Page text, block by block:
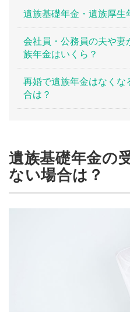
遺族基礎年金・遺族厚生
会社員・公務員の夫や妻
族年金はいくら？
再婚で遺族年金はなくな
合は？
遺族基礎年金の
ない場合は？